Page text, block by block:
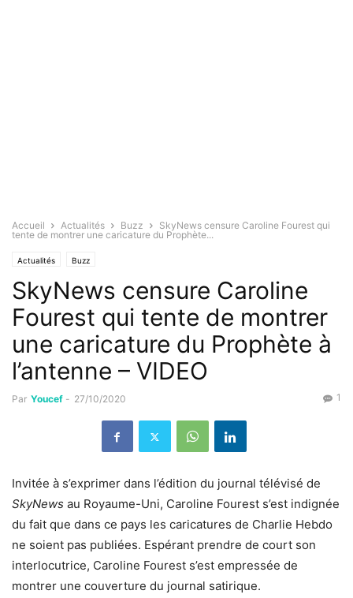
Accueil Actualités Buzz
SkyNews censure Caroline Fourest qui
tente de montrer une caricature du Prophète...
Actualités Buzz
SkyNews censure Caroline
Fourest qui tente de montrer
une caricature du Prophète à
l’antenne – VIDEO
Par Youcef - 27/10/2020 1
Invitée à s’exprimer dans l’édition du journal télévisé de
SkyNews au Royaume-Uni, Caroline Fourest s’est indignée
du fait que dans ce pays les caricatures de Charlie Hebdo
ne soient pas publiées. Espérant prendre de court son
interlocutrice, Caroline Fourest s’est empressée de
montrer une couverture du journal satirique.